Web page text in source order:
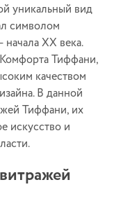
уникальный вид
символом
XX века.
Тиффани,
качеством
В данной
Тиффани, их
искусство и